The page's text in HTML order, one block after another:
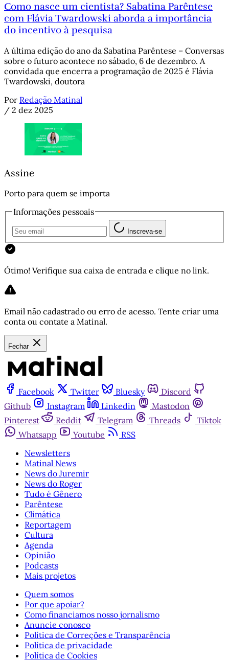
Como nasce um cientista? Sabatina Parêntese
com Flávia Twardowski aborda a importância
do incentivo à pesquisa
A última edição do ano da Sabatina Parêntese – Conversas
sobre o futuro acontece no sábado, 6 de dezembro. A
convidada que encerra a programação de 2025 é Flávia
Twardowski, doutora
Por Redação Matinal
/ 2 dez 2025
Assine
Porto para quem se importa
Informações pessoais
Inscreva-se
Ótimo! Verifique sua caixa de entrada e clique no link.
Email não cadastrado ou erro de acesso. Tente criar uma
conta ou contate a Matinal.
Fechar
Facebook Twitter Bluesky
Discord
Github
Instagram Linkedin
Mastodon
Pinterest
Reddit Telegram Threads
Tiktok
Whatsapp
Youtube
RSS
Newsletters
Matinal News
News do Juremir
News do Roger
Tudo é Gênero
Parêntese
Climática
Reportagem
Cultura
Agenda
Opinião
Podcasts
Mais projetos
Quem somos
Por que apoiar?
Como financiamos nosso jornalismo
Anuncie conosco
Política de Correções e Transparência
Política de privacidade
Política de Cookies